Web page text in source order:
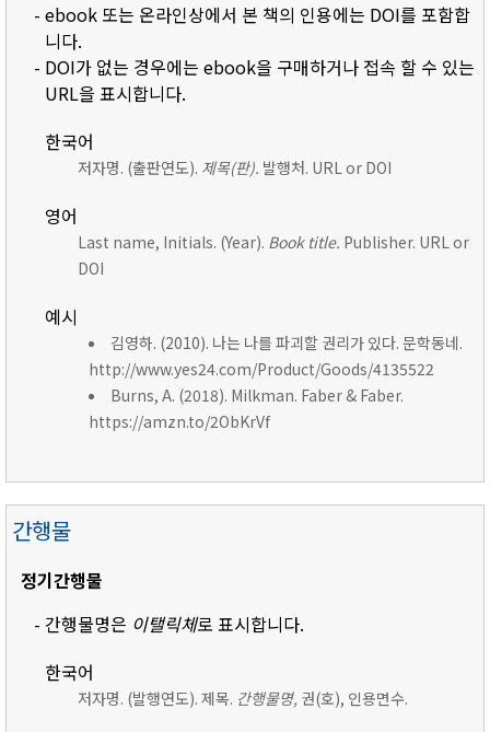
- ebook 또는 온라인상에서 본 책의 인용에는 DOI를 포함합
니다.
- DOI가 없는 경우에는 ebook을 구매하거나 접속 할 수 있는
URL을 표시합니다.
한국어
저자명. (출판연도). 제목(판). 발행처. URL or DOI
영어
Last name, Initials. (Year). Book title. Publisher. URL or
DOI
예시
김영하. (2010). 나는 나를 파괴할 권리가 있다. 문학동네.
http://www.yes24.com/Product/Goods/4135522
Burns, A. (2018). Milkman. Faber & Faber.
https://amzn.to/2ObKrVf
간행물
정기간행물
- 간행물명은 이탤릭체로 표시합니다.
한국어
저자명. (발행연도). 제목. 간행물명, 권(호), 인용면수.